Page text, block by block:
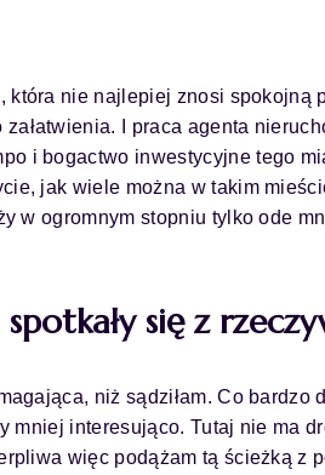
nie najlepiej znosi spokojną
I praca agenta
i bogactwo inwestycyjne tego
jak wiele można w takim
w ogromnym stopniu tylko ode
się z
niż sądziłam. Co bardzo
mniej interesująco. Tutaj nie ma
więc podążam tą ścieżką z